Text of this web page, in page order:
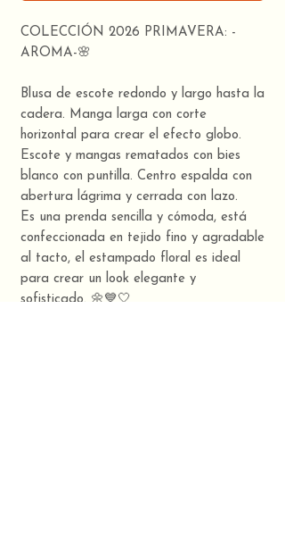
COLECCIÓN 2026 PRIMAVERA: -
AROMA-🌸
Blusa de escote redondo y largo hasta la
cadera. Manga larga con corte
horizontal para crear el efecto globo.
Escote y mangas rematados con bies
blanco con puntilla. Centro espalda con
abertura lágrima y cerrada con lazo.
Es una prenda sencilla y cómoda, está
confeccionada en tejido fino y agradable
al tacto, el estampado floral es ideal
para crear un look elegante y
sofisticado. 🌼💙🤍